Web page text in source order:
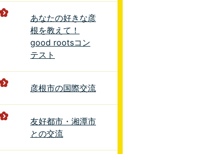
あなたの好きな彦
根を教えて！
good rootsコン
テスト
彦根市の国際交流
友好都市・湘潭市
との交流